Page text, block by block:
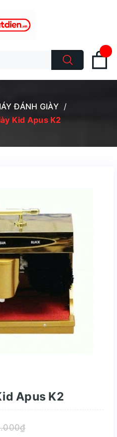
ĐÁNH GIÀY /
Kid Apus K2
Apus K2